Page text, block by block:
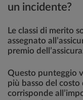
un incidente?
Le classi di merito
assegnato
premio
Questo punteggio
più basso del costo
corrisponde